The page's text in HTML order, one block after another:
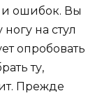
и ошибок. Вы
на стул
опробовать
ту,
Прежде